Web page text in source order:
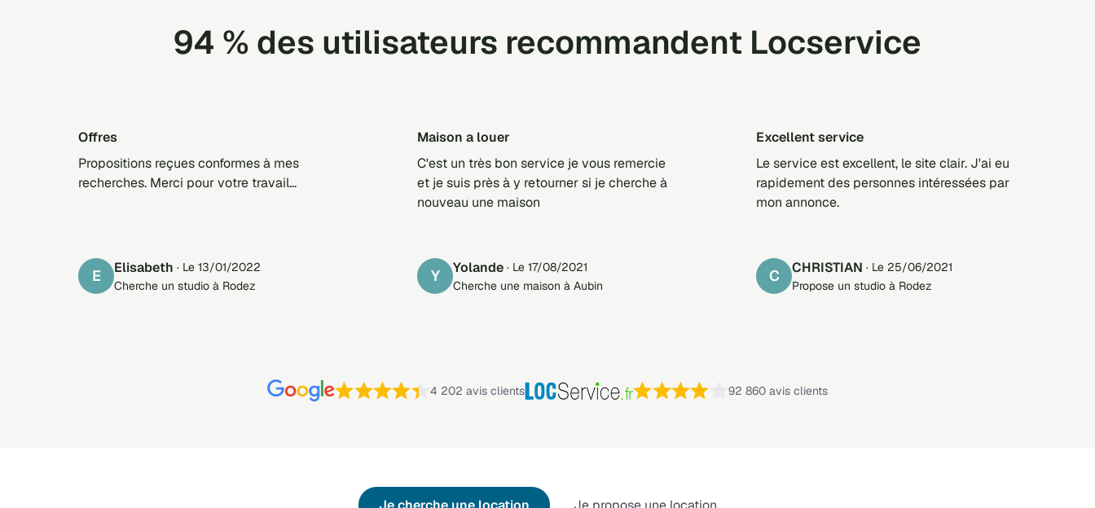
94 % des utilisateurs recommandent Locservice
Offres
Propositions reçues conformes à mes
recherches. Merci pour votre travail...
E Elisabeth · Le 13/01/2022
Cherche un studio à Rodez
Maison a louer
C'est un très bon service je vous remercie
et je suis près à y retourner si je cherche à
nouveau une maison
Y Yolande · Le 17/08/2021
Cherche une maison à Aubin
Excellent service
Le service est excellent, le site clair. J'ai eu
rapidement des personnes intéressées par
mon annonce.
C CHRISTIAN · Le 25/06/2021
Propose un studio à Rodez
Note : 4,4 sur 5 —
4 202 avis clients Note : 4,1 sur 5 —
92 860 avis clients